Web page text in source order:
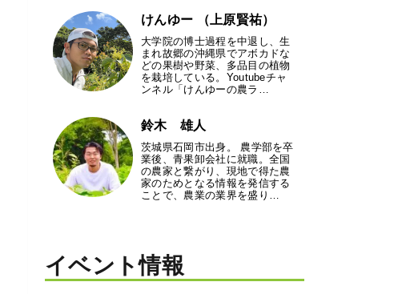
けんゆー （上原賢祐）
大学院の博士過程を中退し、生
まれ故郷の沖縄県でアボカドな
どの果樹や野菜、多品目の植物
を栽培している。Youtubeチャ
ンネル「けんゆーの農ラ…
鈴木 雄人
茨城県石岡市出身。 農学部を卒
業後、青果卸会社に就職。全国
の農家と繋がり、現地で得た農
家のためとなる情報を発信する
ことで、農業の業界を盛り…
イベント情報